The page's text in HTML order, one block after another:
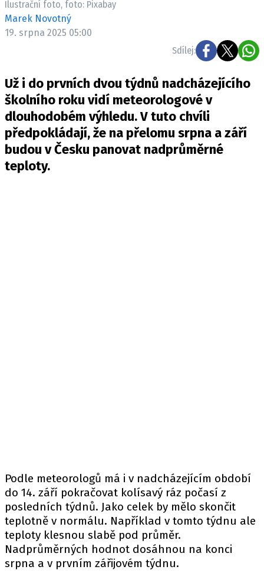
Pošlete e-mail na newsbox.cz
KONTAKT
VYDAVATEL
INZERCE
OSOBNÍ ÚDAJE / COOKIES
VOLNÁ MÍSTA
Ilustrační foto, foto: Pixabay
Marek Novotný
19. srpna 2025 05:00
Sdílej:
Už i do prvních dvou týdnů nadcházejícího
školního roku vidí meteorologové v
dlouhodobém výhledu. V tuto chvíli
předpokládají, že na přelomu srpna a září
budou v Česku panovat nadprůměrné
teploty.
Podle meteorologů má i v nadcházejícím období
do 14. září pokračovat kolísavý ráz počasí z
posledních týdnů. Jako celek by mělo skončit
teplotně v normálu. Například v tomto týdnu ale
teploty klesnou slabě pod průměr.
Nadprůměrných hodnot dosáhnou na konci
srpna a v prvním zářijovém týdnu.